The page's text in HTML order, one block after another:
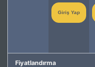
Giriş Yap
Fiyatlandırma